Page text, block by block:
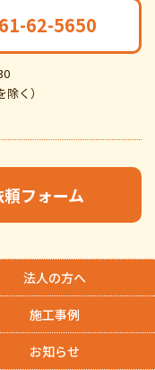
く）
62-5650
頼フォーム
法人の方へ
施工事例
お知らせ